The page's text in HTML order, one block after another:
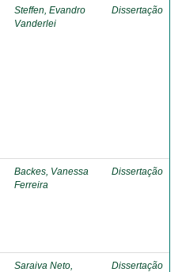
Steffen, Evandro
Vanderlei
Dissertação
Backes, Vanessa
Ferreira
Dissertação
Saraiva Neto,
Dissertação